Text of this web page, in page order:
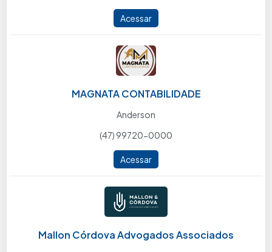
Acessar
MAGNATA CONTABILIDADE
Anderson
(47) 99720-0000
Acessar
Mallon Córdova Advogados Associados